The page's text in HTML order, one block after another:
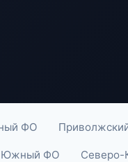
ФО
Южный ФО Северо-